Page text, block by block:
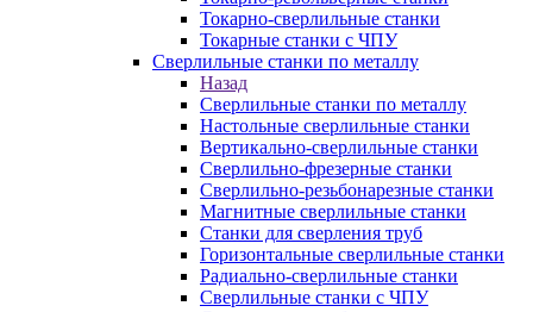
Токарно-сверлильные станки
Токарные станки с ЧПУ
Сверлильные станки по металлу
Назад
Сверлильные станки по металлу
Настольные сверлильные станки
Вертикально-сверлильные станки
Сверлильно-фрезерные станки
Сверлильно-резьбонарезные станки
Магнитные сверлильные станки
Станки для сверления труб
Горизонтальные сверлильные станки
Радиально-сверлильные станки
Сверлильные станки с ЧПУ